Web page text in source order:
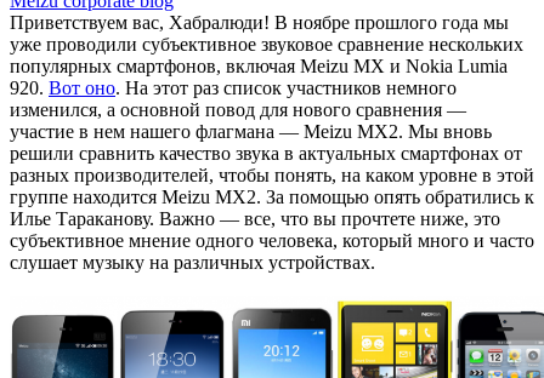
Приветствуем вас, Хабралюди! В ноябре прошлого года мы
уже проводили субъективное звуковое сравнение нескольких
популярных смартфонов, включая Meizu MX и Nokia Lumia
920. Вот оно. На этот раз список участников немного
изменился, а основной повод для нового сравнения —
участие в нем нашего флагмана — Meizu MX2. Мы вновь
решили сравнить качество звука в актуальных смартфонах от
разных производителей, чтобы понять, на каком уровне в этой
группе находится Meizu MX2. За помощью опять обратились к
Илье Тараканову. Важно — все, что вы прочтете ниже, это
субъективное мнение одного человека, который много и часто
слушает музыку на различных устройствах.